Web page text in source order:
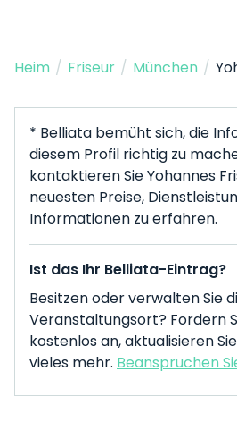
Heim / Friseur / München /
* Belliata bemüht sich, die
diesem Profil richtig zu
kontaktieren Sie Yohannes
neuesten Preise,
Informationen zu erfahren.
Ist das Ihr Belliata-Eintrag?
Besitzen oder verwalten Sie
Veranstaltungsort? Fordern
kostenlos an, aktualisieren
vieles mehr. Beanspruchen